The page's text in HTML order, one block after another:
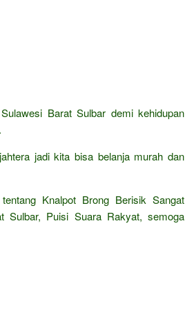
Barat Sulbar demi kehidupan
jadi kita bisa belanja murah dan
Knalpot Brong Berisik Sangat
Sulbar, Puisi Suara Rakyat, semoga